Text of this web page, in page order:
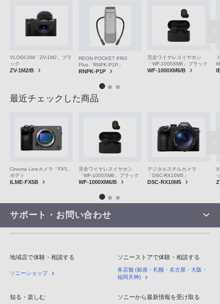
VLOGCAM「ZV-1M2」ブラ
ック
ZV-1M2/B
REON POCKET PRO
Plus「RNPK-P1P」
RNPK-P1P
完全ワイヤレスイヤホン
「WF-1000XM6」ブラック
WF-1000XM6/B
最近チェックした商品
Cinema Lineカメラ「FX5」
ボディ
ILME-FX5B
完全ワイヤレスイヤホン
「WF-1000XM6」ブラック
WF-1000XM6/B
デジタルスチルカメラ
「DSC-RX10M5」
DSC-RX10M5
サポート・お問い合わせ
地域店で体験・相談する
ソニーショップ
ソニーストアで体験・相談する
各店舗 (銀座・札幌・名古屋・大阪・
福岡天神)
知る・楽しむ ソニーから最新情報を受け取る